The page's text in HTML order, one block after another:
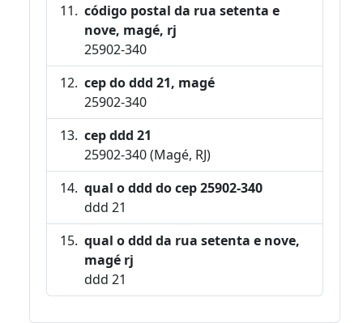
código postal da rua setenta e
nove, magé, rj
25902-340
cep do ddd 21, magé
25902-340
cep ddd 21
25902-340 (Magé, RJ)
qual o ddd do cep 25902-340
ddd 21
qual o ddd da rua setenta e nove,
magé rj
ddd 21